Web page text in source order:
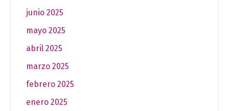
junio 2025
mayo 2025
abril 2025
marzo 2025
febrero 2025
enero 2025